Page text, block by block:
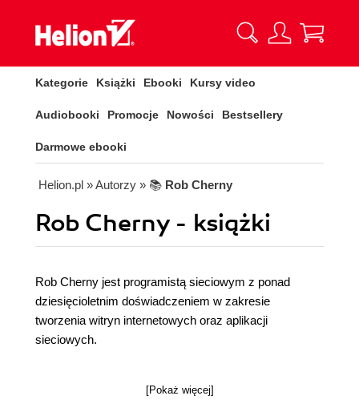
Kategorie Książki Ebooki Kursy video
Audiobooki Promocje Nowości Bestsellery
Darmowe ebooki
Helion.pl » Autorzy » 📚 Rob Cherny
Rob Cherny - książki
Rob Cherny jest programistą sieciowym z ponad
dziesięcioletnim doświadczeniem w zakresie
tworzenia witryn internetowych oraz aplikacji
sieciowych.
[Pokaż więcej]